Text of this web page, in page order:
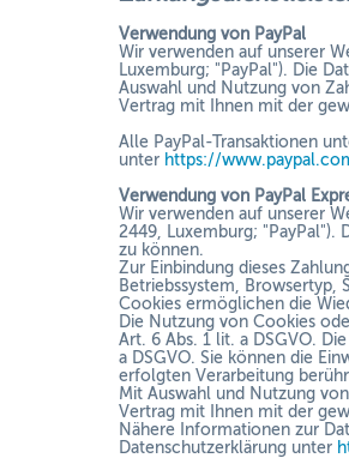
Verwendung von PayPal
Wir verwenden auf unserer
Luxemburg; "PayPal"). Die
Auswahl und Nutzung von
Vertrag mit Ihnen mit der
Alle PayPal-Transaktionen
unter https://
Verwendung von PayPal
Wir verwenden auf unserer
2449, Luxemburg; "PayPal").
zu können.
Zur Einbindung dieses
Betriebssystem, Browsertyp,
Cookies ermöglichen die
Die Nutzung von Cookies
Art. 6 Abs. 1 lit. a DSGVO.
a DSGVO. Sie können die
erfolgten Verarbeitung
Mit Auswahl und Nutzung
Vertrag mit Ihnen mit der
Nähere Informationen zur
Datenschutzerklärung unter